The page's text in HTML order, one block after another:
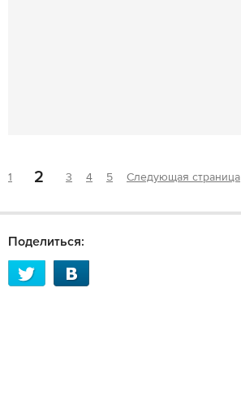
1 2 3 4 5 Следующая страница
Поделиться: